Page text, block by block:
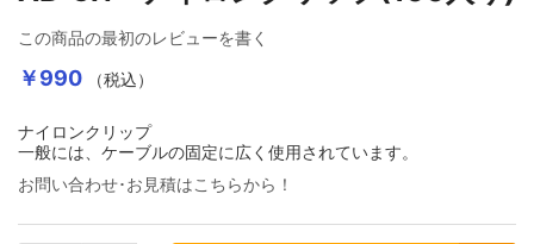
この商品の最初のレビューを書く
￥990 （税込）
ナイロンクリップ
一般には、ケーブルの固定に広く使用されています。
お問い合わせ･お見積はこちらから！